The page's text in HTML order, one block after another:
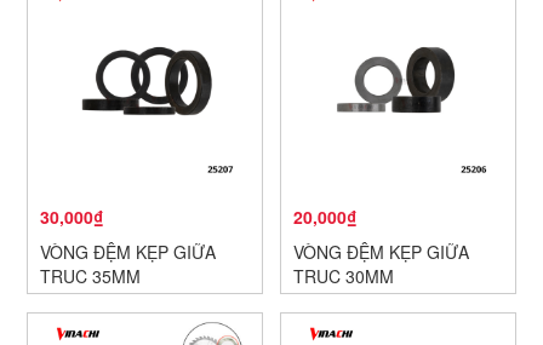
30,000₫
VÒNG ĐỆM KẸP GIỮA
TRỤC 35MM
20,000₫
VÒNG ĐỆM KẸP GIỮA
TRỤC 30MM